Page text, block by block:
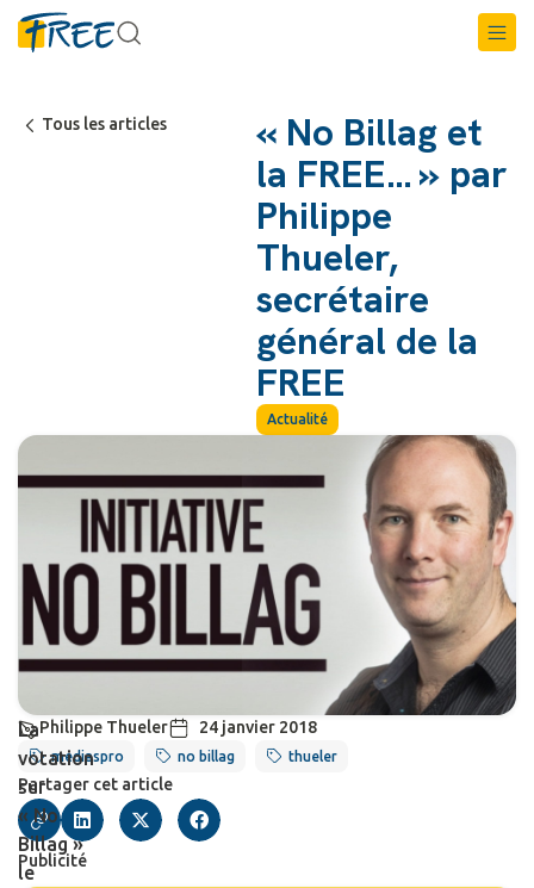
Tous les articles
« No Billag et
la FREE… » par
Philippe
Thueler,
secrétaire
général de la
FREE
Actualité
Philippe Thueler 24 janvier 2018
mediaspro no billag thueler
Partager cet article
Publicité
La
votation
sur
« No
Billag »
le